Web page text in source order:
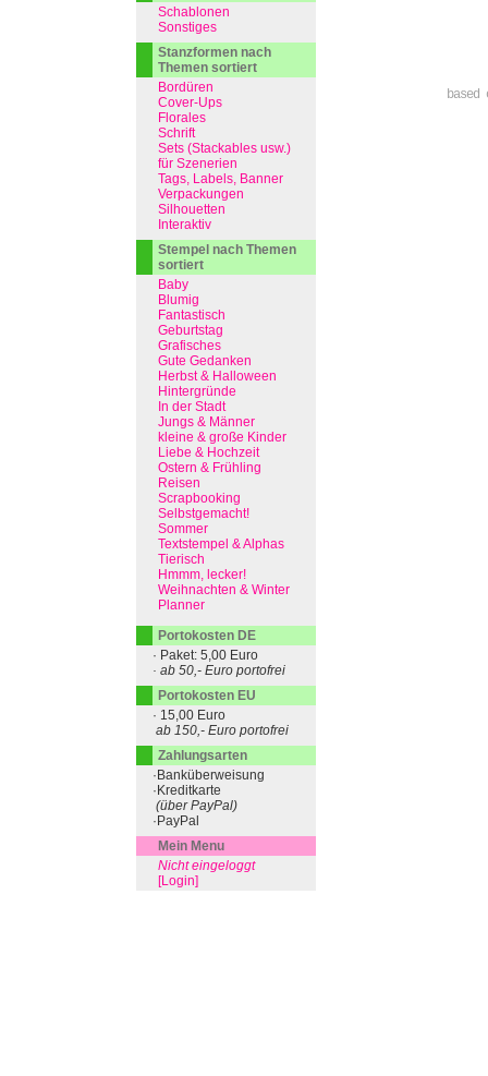
Schablonen
Sonstiges
Stanzformen nach
Themen sortiert
Bordüren
Cover-Ups
Florales
Schrift
Sets (Stackables usw.)
für Szenerien
Tags, Labels, Banner
Verpackungen
Silhouetten
Interaktiv
Stempel nach Themen
sortiert
Baby
Blumig
Fantastisch
Geburtstag
Grafisches
Gute Gedanken
Herbst & Halloween
Hintergründe
In der Stadt
Jungs & Männer
kleine & große Kinder
Liebe & Hochzeit
Ostern & Frühling
Reisen
Scrapbooking
Selbstgemacht!
Sommer
Textstempel & Alphas
Tierisch
Hmmm, lecker!
Weihnachten & Winter
Planner
Portokosten DE
· Paket: 5,00 Euro
· ab 50,- Euro portofrei
Portokosten EU
· 15,00 Euro
ab 150,- Euro portofrei
Zahlungsarten
·Banküberweisung
·Kreditkarte
(über PayPal)
·PayPal
Mein Menu
Nicht eingeloggt
[Login]